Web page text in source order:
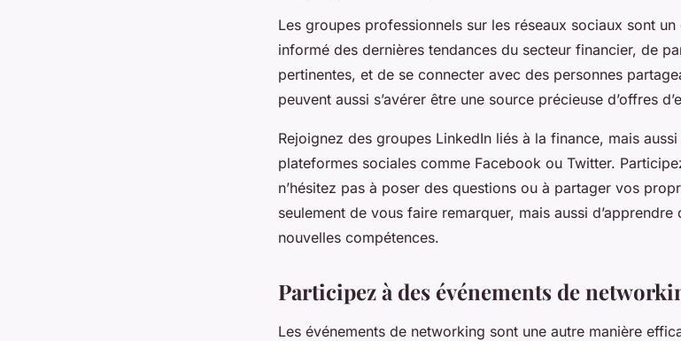
Les groupes professionnels sur les réseaux sociaux sont
informé des dernières tendances du secteur financier, de
pertinentes, et de se connecter avec des personnes
peuvent aussi s’avérer être une source précieuse d’offres
Rejoignez des groupes LinkedIn liés à la finance, mais
plateformes sociales comme Facebook ou Twitter.
n’hésitez pas à poser des questions ou à partager vos
seulement de vous faire remarquer, mais aussi
nouvelles compétences.
Participez à des événements de
Les événements de networking sont une autre manière